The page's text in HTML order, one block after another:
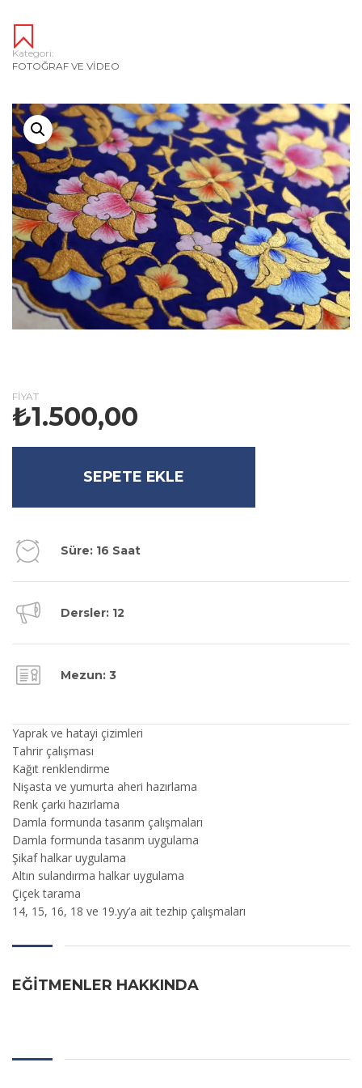
Kategori:
FOTOĞRAF VE VIDEO
FIYAT
₺1.500,00
SEPETE EKLE
Süre: 16 Saat
Dersler: 12
Mezun: 3
Yaprak ve hatayi çizimleri
Tahrir çalışması
Kağıt renklendirme
Nişasta ve yumurta aheri hazırlama
Renk çarkı hazırlama
Damla formunda tasarım çalışmaları
Damla formunda tasarım uygulama
Şikaf halkar uygulama
Altın sulandırma halkar uygulama
Çiçek tarama
14, 15, 16, 18 ve 19.yy’a ait tezhip çalışmaları
EĞITMENLER HAKKINDA